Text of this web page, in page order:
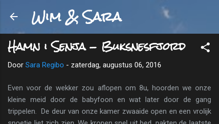
Doorgaan naar hoofdcontent
Wim & Sara
Hamn i Senja - Buksnesfjord
Door Sara Regibo - zaterdag, augustus 06, 2016
Even voor de wekker zou aflopen om 8u, hoorden we onze
kleine meid door de babyfoon en wat later door de gang
trippelen. De deur van onze kamer zwaaide open en een vrolijk